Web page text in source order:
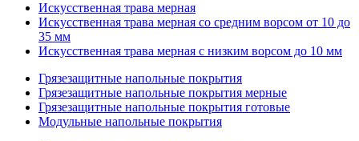
Искуccтвенная трава мерная
Искусственная трава мерная со средним ворсом от 10 до
35 мм
Искусственная трава мерная с низким ворсом до 10 мм
Грязезащитные напольные покрытия
Грязезащитные напольные покрытия мерные
Грязезащитные напольные покрытия готовые
Модульные напольные покрытия